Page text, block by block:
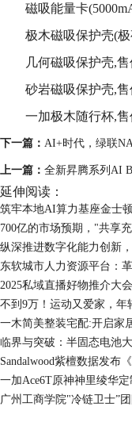
磁吸能量卡
极木磁吸保护壳(
几何磁吸保护壳,
砂岩磁吸保护壳,售
一加极木随行杯,售
下一篇： AI+时代，绿联
上一篇： 全新昇腾系列AI
延伸阅读：
筑牢本地AI算力基座金士
700亿的市场预期，"共享
纵深推进数字化能力创新
东软城市人力资源平台：
2025私域直播好物推介大
不到9万！运动又爱家，年
一木简美整装宅配:开启家
临界与突破：半固态电池
Sandalwood紫檀数据发布
一加Ace6T原神神里绫华
广州工商学院"冷链卫士”